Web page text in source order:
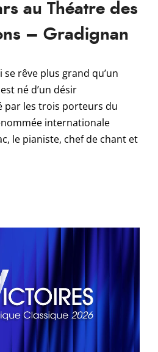
au Théatre des
– Gradignan
rêve plus grand qu’un
né d’un désir
par les trois porteurs du
internationale
le pianiste, chef de chant et